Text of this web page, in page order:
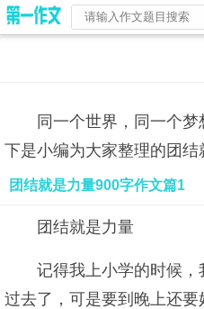
同一个世界，同一个
下是小编为大家整理的团结
团结就是力量900字作文篇1
团结就是力量
记得我上小学的时候
过去了，可是要到晚上还